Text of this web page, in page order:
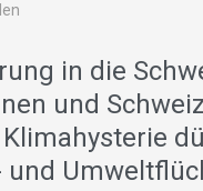
in die
und